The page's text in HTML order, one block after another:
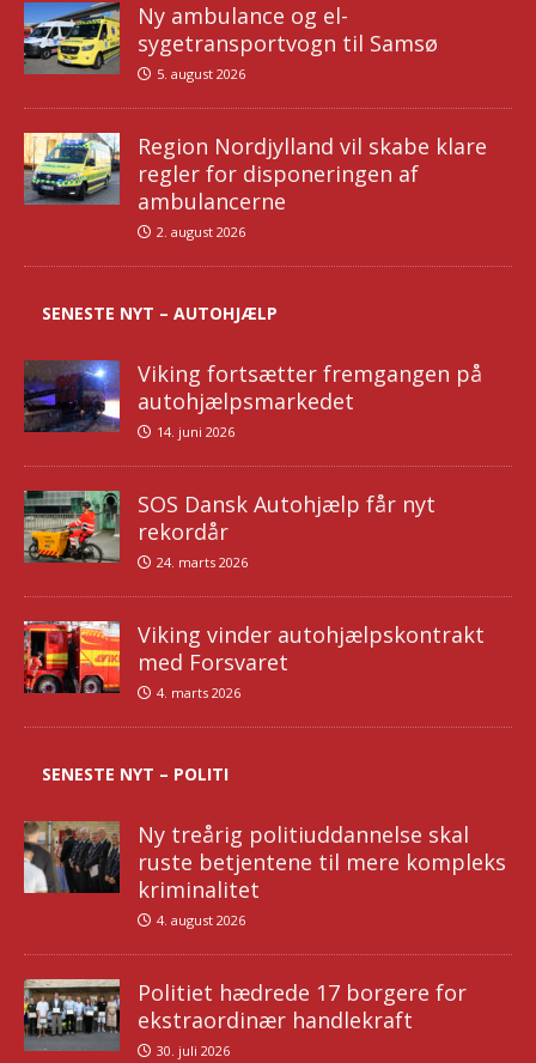
Ny ambulance og el-
sygetransportvogn til Samsø
5. august 2026
Region Nordjylland vil skabe klare
regler for disponeringen af
ambulancerne
2. august 2026
SENESTE NYT – AUTOHJÆLP
Viking fortsætter fremgangen på
autohjælpsmarkedet
14. juni 2026
SOS Dansk Autohjælp får nyt
rekordår
24. marts 2026
Viking vinder autohjælpskontrakt
med Forsvaret
4. marts 2026
SENESTE NYT – POLITI
Ny treårig politiuddannelse skal
ruste betjentene til mere kompleks
kriminalitet
4. august 2026
Politiet hædrede 17 borgere for
ekstraordinær handlekraft
30. juli 2026